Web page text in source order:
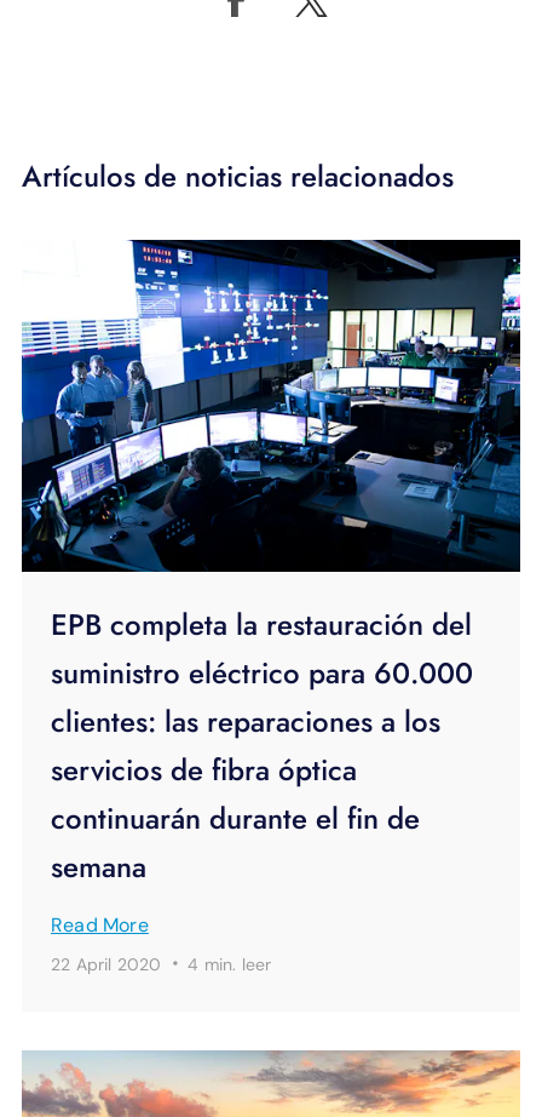
Artículos de noticias relacionados
EPB completa la restauración del
suministro eléctrico para 60.000
clientes: las reparaciones a los
servicios de fibra óptica
continuarán durante el fin de
semana
Read More
22 April 2020 ·4 min. leer